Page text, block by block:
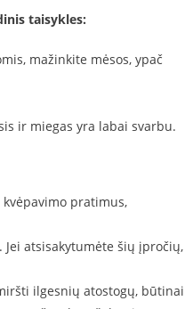
taisykles:
mažinkite mėsos, ypač
ir miegas yra labai svarbu.
pratimus,
atsisakytumėte šių įpročių,
ilgesnių atostogų, būtinai